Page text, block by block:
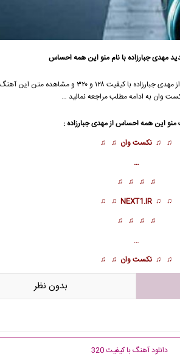
مهدی جبارزاده با نام منو این همه احساس
جهت دانلود آهنگ منو این همه احساس از مهدی جبارزاده با کیفیت ۱۲۸ و ۳۲۰ و
وان به ادامه مطلب مراجعه نمائید …
این همه احساس از مهدی جبارزاده :
♫ ♫ نکست وان ♫ ♫
…
♫ ♫ ♫ ♫
♫ ♫
NEXT1.IR
♫ ♫
♫ ♫ ♫ ♫
…
♫ ♫ نکست وان ♫ ♫
بدون نظر
دانلود آهنگ با کیفیت 320